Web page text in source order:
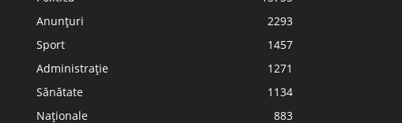
Anunțuri
2293
Sport
1457
Administrație
1271
Sănătate
1134
Naționale
883